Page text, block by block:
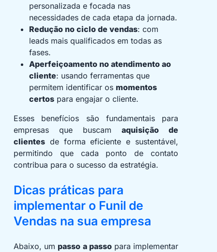
personalizada e focada nas
necessidades de cada etapa da jornada.
Redução no ciclo de vendas: com
leads mais qualificados em todas as
fases.
Aperfeiçoamento no atendimento ao
cliente: usando ferramentas que
permitem identificar os momentos
certos para engajar o cliente.
Esses benefícios são fundamentais para
empresas que buscam aquisição de
clientes de forma eficiente e sustentável,
permitindo que cada ponto de contato
contribua para o sucesso da estratégia.
Dicas práticas para
implementar o Funil de
Vendas na sua empresa
Abaixo, um passo a passopara implementar